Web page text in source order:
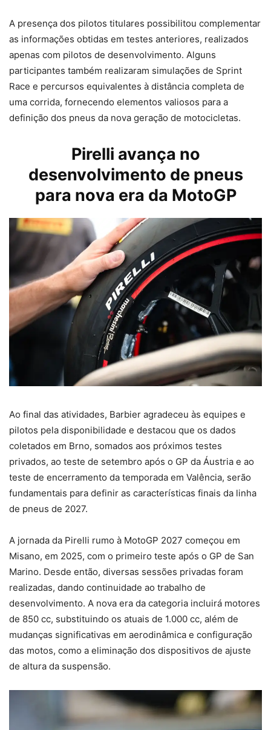
A presença dos pilotos titulares possibilitou complementar
as informações obtidas em testes anteriores, realizados
apenas com pilotos de desenvolvimento. Alguns
participantes também realizaram simulações de Sprint
Race e percursos equivalentes à distância completa de
uma corrida, fornecendo elementos valiosos para a
definição dos pneus da nova geração de motocicletas.
Pirelli avança no
desenvolvimento de pneus
para nova era da MotoGP
Ao final das atividades, Barbier agradeceu às equipes e
pilotos pela disponibilidade e destacou que os dados
coletados em Brno, somados aos próximos testes
privados, ao teste de setembro após o GP da Áustria e ao
teste de encerramento da temporada em Valência, serão
fundamentais para definir as características finais da linha
de pneus de 2027.
A jornada da Pirelli rumo à MotoGP 2027 começou em
Misano, em 2025, com o primeiro teste após o GP de San
Marino. Desde então, diversas sessões privadas foram
realizadas, dando continuidade ao trabalho de
desenvolvimento. A nova era da categoria incluirá motores
de 850 cc, substituindo os atuais de 1.000 cc, além de
mudanças significativas em aerodinâmica e configuração
das motos, como a eliminação dos dispositivos de ajuste
de altura da suspensão.